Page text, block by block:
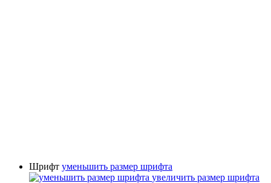
Шрифт уменьшить размер шрифта
увеличить размер шрифта